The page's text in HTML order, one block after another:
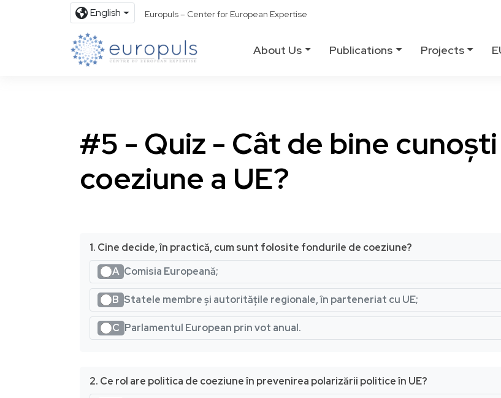
English Europuls – Center for European Expertise
About Us Publications Projects
#5 - Quiz - Cât de bine
coeziune a UE?
1. Cine decide, în practică, cum sunt folosite fondurile de coeziune?
A Comisia Europeană;
B Statele membre și autoritățile regionale, în parteneriat cu UE;
C Parlamentul European prin vot anual.
2. Ce rol are politica de coeziune în prevenirea polarizării politice în UE?